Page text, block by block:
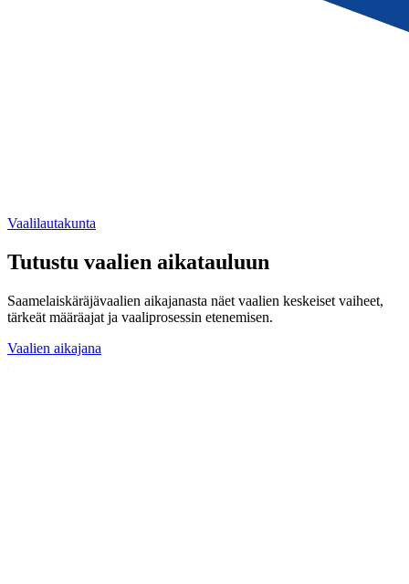
Vaalilautakunta
Tutustu vaalien aikatauluun
Saamelaiskäräjävaalien aikajanasta näet vaalien keskeiset vaiheet,
tärkeät määräajat ja vaaliprosessin etenemisen.
Vaalien aikajana